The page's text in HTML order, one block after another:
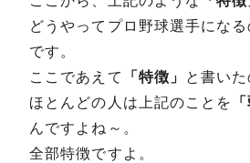
どうやってプロ野球選手にな
です。
ここであえて
「特徴」
と書い
ほとんどの人は上記のことを
んですよね～。
全部特徴ですよ。